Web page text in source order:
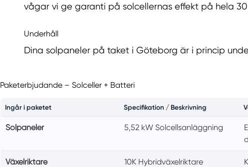
vågar vi ge garanti på solcellernas effekt på hela
Underhåll
Dina solpaneler på taket i Göteborg är i princip
Paketerbjudande – Solceller + Batteri
Ingår i paketet Specifikation / Beskrivning
Solpaneler 5,52 kW Solcellsanläggning
Växelriktare 10K Hybridväxelriktare